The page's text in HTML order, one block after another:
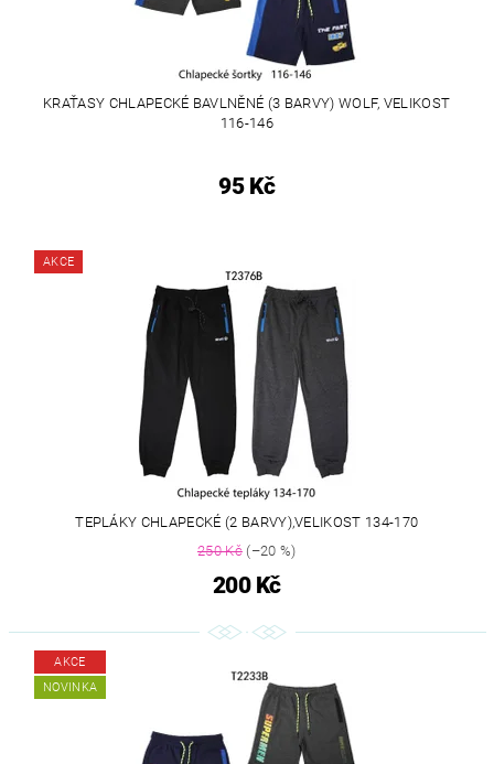
KRAŤASY CHLAPECKÉ BAVLNĚNÉ (3 BARVY) WOLF, VELIKOST
116-146
95 Kč
AKCE
TEPLÁKY CHLAPECKÉ (2 BARVY),VELIKOST 134-170
250 Kč(–20 %)
200 Kč
AKCE
NOVINKA